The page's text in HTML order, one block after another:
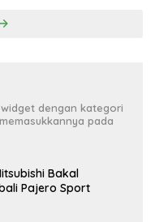
dengan kategori
pada
Bakal
Pajero Sport